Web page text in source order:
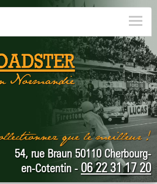
54, rue Braun 50110 Cherbourg-
en-Cotentin - 06 22 31 17 20